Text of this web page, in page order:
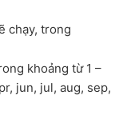
chạy, trong
khoảng từ 1 –
jun, jul, aug, sep,